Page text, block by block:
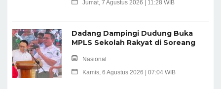
Jumat, 7 Agustus 2026 | 11:28 WIB
Dadang Dampingi Dudung Buka
MPLS Sekolah Rakyat di Soreang
Nasional
Kamis, 6 Agustus 2026 | 07:04 WIB